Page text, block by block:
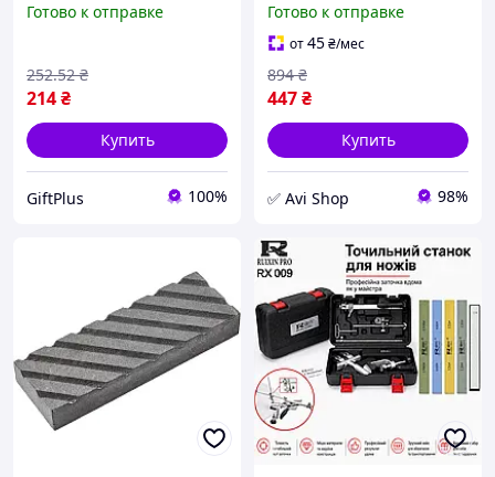
521, Ножеточка от сети,
заточка
Готово к отправке
214₴
252.52 ₴
Купить
GiftPlus 100%
ножей, Точилка
универсальная, XTM
Готово к отправке
от45₴/мес
447₴
894 ₴
Купить
✅ Avi Shop 98%